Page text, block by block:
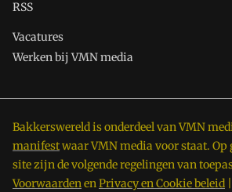
RSS
Vacatures
Werken bij VMN media
Bakkerswereld is onderdeel van VMN
manifestwaar VMN media voor staat. Op
site zijn de volgende regelingen van
VoorwaardenenPrivacy en Cookie beleid